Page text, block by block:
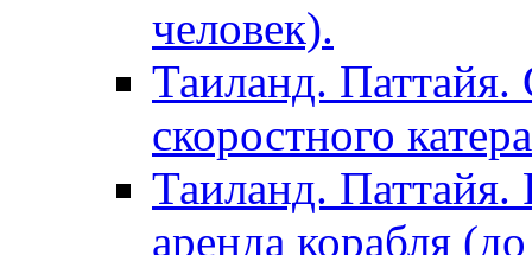
человек).
Таиланд. Паттайя.
скоростного
Таиланд. Паттайя.
аренда корабля